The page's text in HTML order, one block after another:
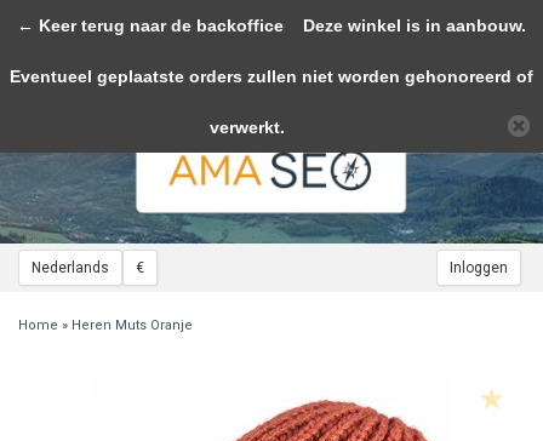
Nederlands € Inloggen
Toggle
Home » Heren Muts Oranje
Wij slaan cookies op om onze website te verbeteren. Is dat akkoord?
Ja
← Keer terug naar de backoffice Deze winkel is in aanbouw.
Eventueel geplaatste orders zullen niet worden gehonoreerd of
verwerkt.